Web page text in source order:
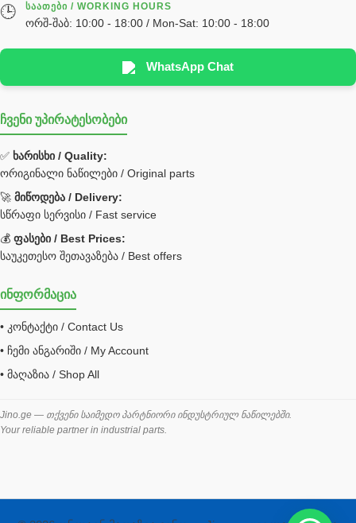
სხადასხვა
Hyva
უჟანგავი ფოლადი
Bobcat ფილტრი
Caterpillar ფილტრი
JCB ფილტრი
ქვაბი გათბობა მილები
შემაერთებელი / გადამყვანი UNF ORFS
შემაერთებელი BSPP /გადამყვანი
შესაფუთი მანქანა ვაკუმით
შლანგი
საწვავის შლანგი
🕒 ᲡᲐᲐᲗᲔᲑᲘ / WORKING HOURS
ორშ-შაბ: 10:00 - 18:00 / Mon-Sat: 10:00 - 18:00
WhatsApp Chat
ჩვენი უპირატესობები
✅ ხარისხი / Quality:
ორიგინალი ნაწილები / Original parts
🚀 მიწოდება / Delivery:
სწრაფი სერვისი / Fast service
💰 ფასები / Best Prices:
საუკეთესო შეთავაზება / Best offers
ინფორმაცია
• კონტაქტი / Contact Us
• ჩემი ანგარიში / My Account
• მაღაზია / Shop All
Jino.ge — თქვენი საიმედო პარტნიორი ინდუსტრიულ ნაწილებში.
Your reliable partner in industrial parts.